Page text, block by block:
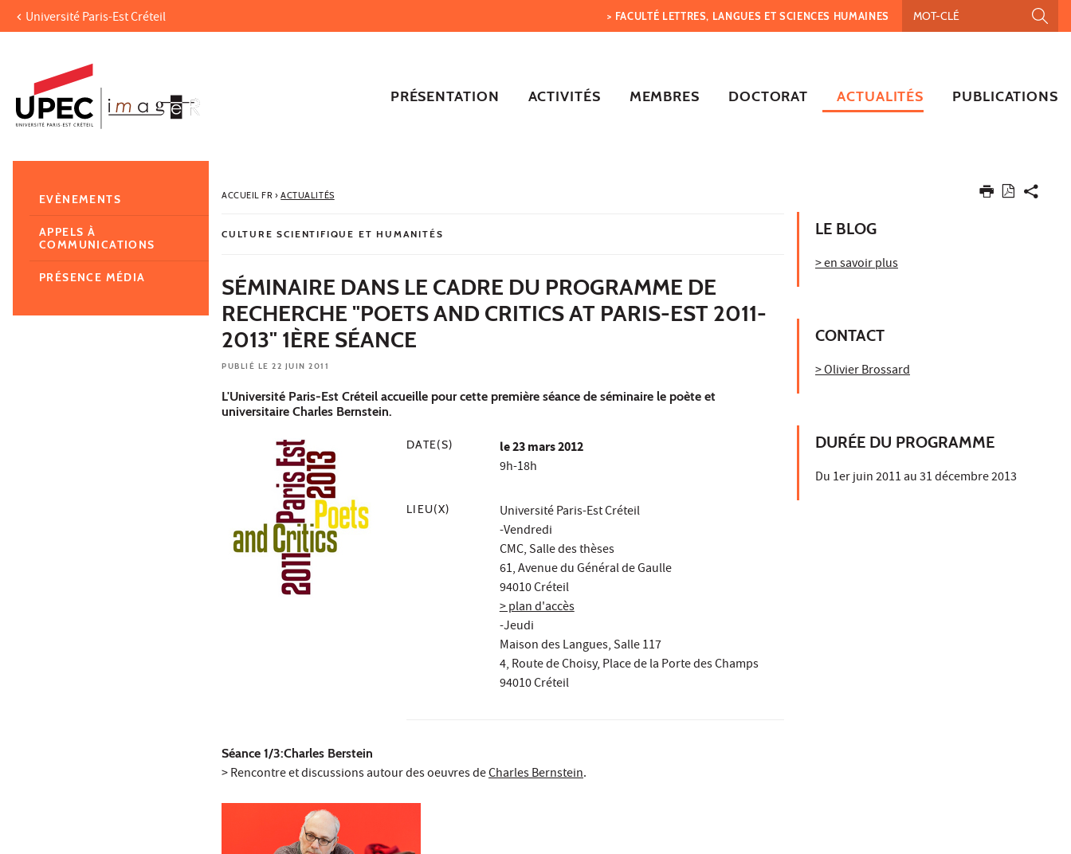
Aller au contenu
Recherche
Navigation secondaire
Université Paris-Est Créteil > FACULTÉ LETTRES, LANGUES ET SCIENCES HUMAINES
PRÉSENTATION ACTIVITÉS MEMBRES DOCTORAT ACTUALITÉS PUBLICATIONS
ACCUEIL FR› ACTUALITÉS
CULTURE SCIENTIFIQUE ET HUMANITÉS
SÉMINAIRE DANS LE CADRE DU PROGRAMME DE
RECHERCHE "POETS AND CRITICS AT PARIS-EST 2011-
2013" 1ÈRE SÉANCE
PUBLIÉ LE 22 JUIN 2011
L'Université Paris-Est Créteil accueille pour cette première séance de séminaire le poète et
universitaire Charles Bernstein.
DATE(S) le23 mars 2012
9h-18h
LIEU(X)
Université Paris-Est Créteil
-Vendredi
CMC, Salle des thèses
61, Avenue du Général de Gaulle
94010 Créteil
> plan d'accès
-Jeudi
Maison des Langues, Salle 117
4, Route de Choisy, Place de la Porte des Champs
94010 Créteil
Séance 1/3:Charles Berstein
> Rencontre et discussions autour des oeuvres deCharles Bernstein.
LE BLOG
> en savoir plus
CONTACT
> Olivier Brossard
DURÉE DU PROGRAMME
Du 1er juin 2011 au 31 décembre 2013
EVÈNEMENTS
APPELS À
COMMUNICATIONS
PRÉSENCE MÉDIA